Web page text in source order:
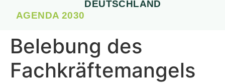
AGENDA 2030
DEUTSCHLAND
Belebung des
Fachkräftemangels